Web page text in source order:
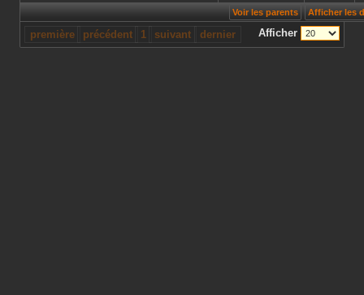
Voir les parents Afficher les
première précédent 1 suivant dernier Afficher